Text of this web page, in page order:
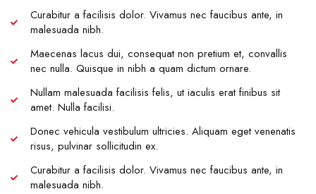
Curabitur a facilisis dolor. Vivamus nec faucibus ante, in
malesuada nibh.
Maecenas lacus dui, consequat non pretium et, convallis
nec nulla. Quisque in nibh a quam dictum ornare.
Nullam malesuada facilisis felis, ut iaculis erat finibus sit
amet. Nulla facilisi.
Donec vehicula vestibulum ultricies. Aliquam eget venenatis
risus, pulvinar sollicitudin ex.
Curabitur a facilisis dolor. Vivamus nec faucibus ante, in
malesuada nibh.